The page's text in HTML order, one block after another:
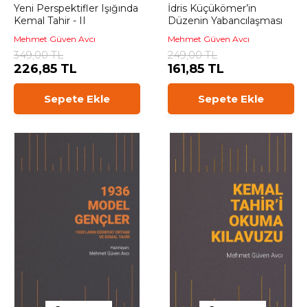
Yeni Perspektifler Işığında
Kemal Tahir - II
Mehmet Güven Avcı
349,00 TL
226,85 TL
Sepete Ekle
İdris Küçükömer’in
Düzenin Yabancılaşması
Mehmet Güven Avcı
249,00 TL
161,85 TL
Sepete Ekle